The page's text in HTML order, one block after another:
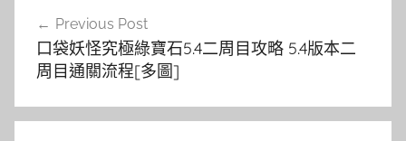
覽
Previous Post
口袋妖怪究極綠寶石5.4二周目攻略 5.4版本二
周目通關流程[多圖]